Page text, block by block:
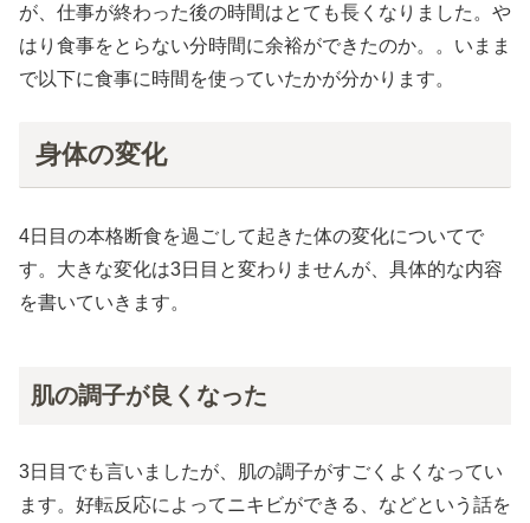
が、仕事が終わった後の時間はとても長くなりました。や
はり食事をとらない分時間に余裕ができたのか。。いまま
で以下に食事に時間を使っていたかが分かります。
身体の変化
4日目の本格断食を過ごして起きた体の変化についてで
す。大きな変化は3日目と変わりませんが、具体的な内容
を書いていきます。
肌の調子が良くなった
3日目でも言いましたが、肌の調子がすごくよくなってい
ます。好転反応によってニキビができる、などという話を